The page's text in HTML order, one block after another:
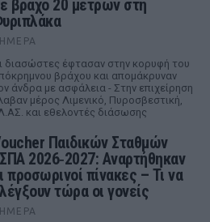
βράχο 20 μέτρων στη
διασώστες έφτασαν στην κορυφή του
βράχου και απομάκρυναν
άνδρα με ασφάλεια - Στην επιχείρηση
μέρος Λιμενικό, Πυροσβεστική,
και εθελοντές διάσωσης
Παιδικών Σταθμών
2026‑2027: Αναρτήθηκαν
προσωρινοί πίνακες – Τι να
τώρα οι γονείς